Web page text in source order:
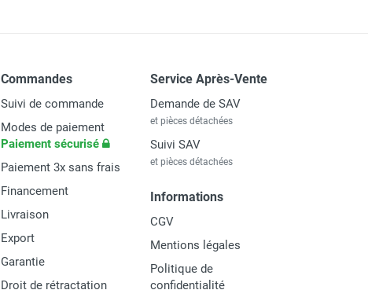
Commandes
Suivi de commande
Modes de paiement
Paiement sécurisé
Paiement 3x sans frais
Financement
Livraison
Export
Garantie
Droit de rétractation
Service Après-Vente
Demande de SAV
et pièces détachées
Suivi SAV
et pièces détachées
Informations
CGV
Mentions légales
Politique de
confidentialité